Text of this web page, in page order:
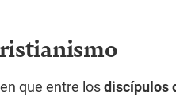
que entre losdiscípulos